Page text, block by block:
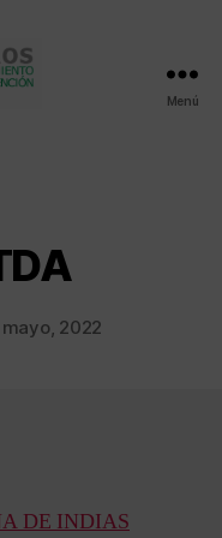
Menú
mayo, 2022
DE INDIAS